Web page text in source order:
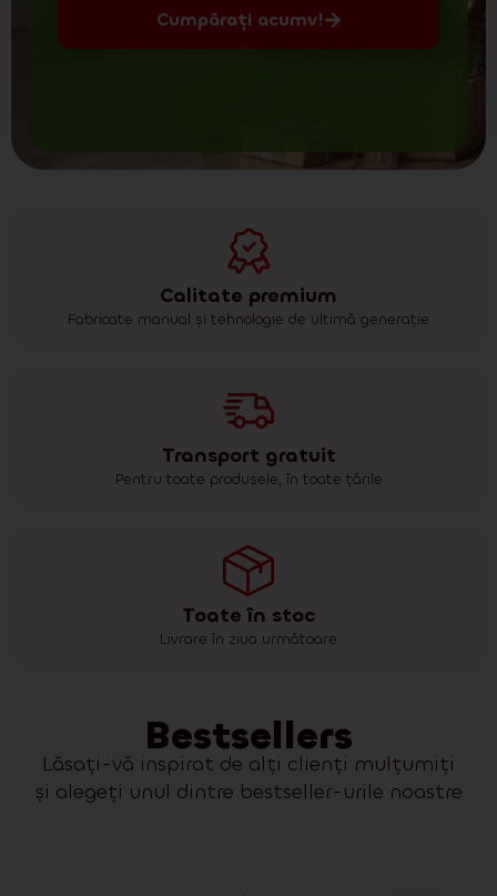
Cumpărați acumv!
Calitate premium
Fabricate manual și tehnologie de ultimă generație
Transport gratuit
Pentru toate produsele, în toate țările
Toate în stoc
Livrare în ziua următoare
Bestsellers
Lăsați-vă inspirat de alți clienți mulțumiți
și alegeți unul dintre bestseller-urile noastre